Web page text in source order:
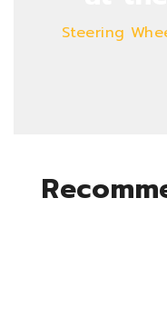
Steering